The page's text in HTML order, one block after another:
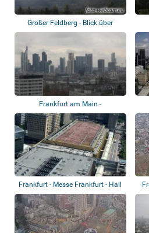
Großer Feldberg - Blick über
Frankfurt n...
Frankfurt am Main -
Panoramablick
Frankfurt - Messe Frankfurt - Hall
5